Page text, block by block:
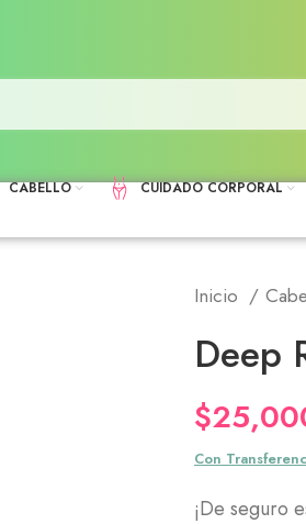
CABELLO CUIDADO CORPORAL
Inicio
Deep
$
Con
¡De seguro